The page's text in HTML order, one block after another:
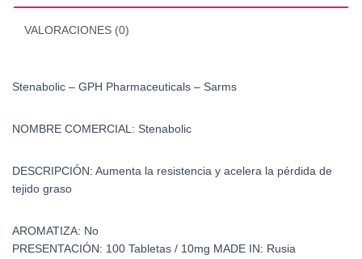
VALORACIONES (0)
Stenabolic – GPH Pharmaceuticals – Sarms
NOMBRE COMERCIAL: Stenabolic
DESCRIPCIÓN: Aumenta la resistencia y acelera la pérdida de
tejido graso
AROMATIZA: No
PRESENTACIÓN: 100 Tabletas / 10mg MADE IN: Rusia